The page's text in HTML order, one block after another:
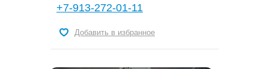
+7-913-272-01-11
Добавить в избранное